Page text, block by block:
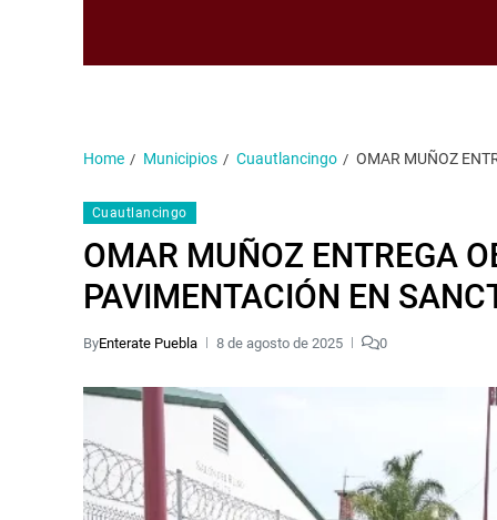
Home Municipios Cuautlancingo OMAR MUÑOZ
Cuautlancingo
OMAR MUÑOZ ENTREGA
PAVIMENTACIÓN EN
ByEnterate Puebla 8 de agosto de 2025 0